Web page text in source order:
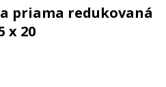
priama redukovaná
x 20